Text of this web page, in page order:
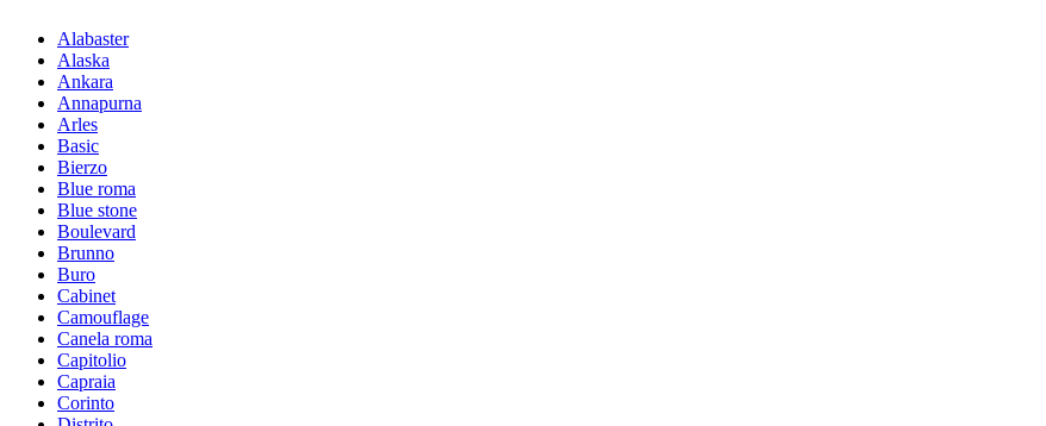
Alabaster
Alaska
Ankara
Annapurna
Arles
Basic
Bierzo
Blue roma
Blue stone
Boulevard
Brunno
Buro
Cabinet
Camouflage
Canela roma
Capitolio
Capraia
Corinto